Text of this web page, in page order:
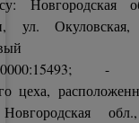
Новгородская
ул.
-
цеха,
Новгородская